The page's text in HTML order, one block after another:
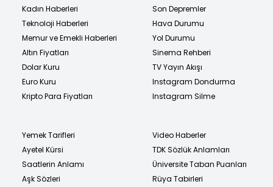
Kadın Haberleri
Teknoloji Haberleri
Memur ve Emekli Haberleri
Altın Fiyatları
Dolar Kuru
Euro Kuru
Kripto Para Fiyatları
Son Depremler
Hava Durumu
Yol Durumu
Sinema Rehberi
TV Yayın Akışı
Instagram Dondurma
Instagram Silme
Yemek Tarifleri
Ayetel Kürsi
Saatlerin Anlamı
Aşk Sözleri
Video Haberler
TDK Sözlük Anlamları
Üniversite Taban Puanları
Rüya Tabirleri